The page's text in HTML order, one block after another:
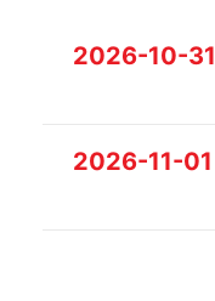
2026-10-31
2026-11-01